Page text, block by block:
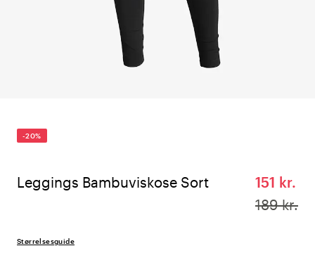
-20%
Leggings Bambuviskose Sort
151 kr.
189 kr.
Størrelsesguide